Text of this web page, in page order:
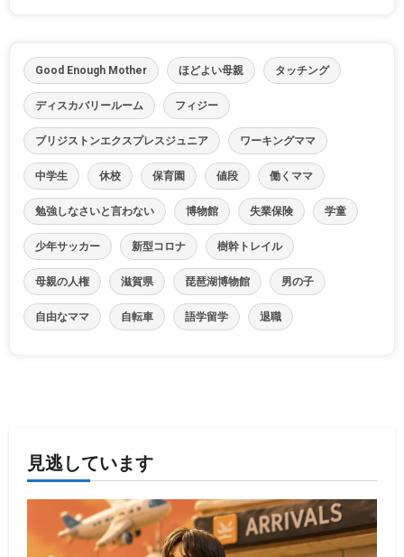
Good Enough Mother ほどよい母親 タッチング
ディスカバリールーム フィジー
ブリジストンエクスプレスジュニア ワーキングママ
中学生 休校 保育園 値段 働くママ
勉強しなさいと言わない 博物館 失業保険 学童
少年サッカー 新型コロナ 樹幹トレイル
母親の人権 滋賀県 琵琶湖博物館 男の子
自由なママ 自転車 語学留学 退職
見逃しています